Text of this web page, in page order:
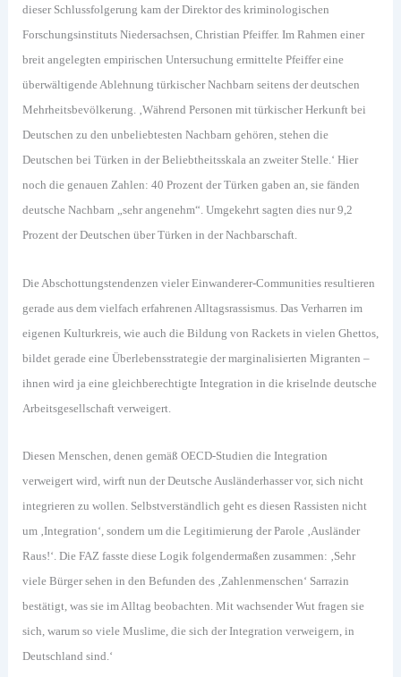
dieser Schlussfolgerung kam der Direktor des kriminologischen
Forschungsinstituts Niedersachsen, Christian Pfeiffer. Im Rahmen einer
breit angelegten empirischen Untersuchung ermittelte Pfeiffer eine
überwältigende Ablehnung türkischer Nachbarn seitens der deutschen
Mehrheitsbevölkerung. ‚Während Personen mit türkischer Herkunft bei
Deutschen zu den unbeliebtesten Nachbarn gehören, stehen die
Deutschen bei Türken in der Beliebtheitsskala an zweiter Stelle.‘ Hier
noch die genauen Zahlen: 40 Prozent der Türken gaben an, sie fänden
deutsche Nachbarn „sehr angenehm“. Umgekehrt sagten dies nur 9,2
Prozent der Deutschen über Türken in der Nachbarschaft.
Die Abschottungstendenzen vieler Einwanderer-Communities resultieren
gerade aus dem vielfach erfahrenen Alltagsrassismus. Das Verharren im
eigenen Kulturkreis, wie auch die Bildung von Rackets in vielen Ghettos,
bildet gerade eine Überlebensstrategie der marginalisierten Migranten –
ihnen wird ja eine gleichberechtigte Integration in die kriselnde deutsche
Arbeitsgesellschaft verweigert.
Diesen Menschen, denen gemäß OECD-Studien die Integration
verweigert wird, wirft nun der Deutsche Ausländerhasser vor, sich nicht
integrieren zu wollen. Selbstverständlich geht es diesen Rassisten nicht
um ‚Integration‘, sondern um die Legitimierung der Parole ‚Ausländer
Raus!‘. Die FAZ fasste diese Logik folgendermaßen zusammen: ‚Sehr
viele Bürger sehen in den Befunden des ‚Zahlenmenschen‘ Sarrazin
bestätigt, was sie im Alltag beobachten. Mit wachsender Wut fragen sie
sich, warum so viele Muslime, die sich der Integration verweigern, in
Deutschland sind.‘